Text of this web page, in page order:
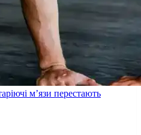
м’язи перестають